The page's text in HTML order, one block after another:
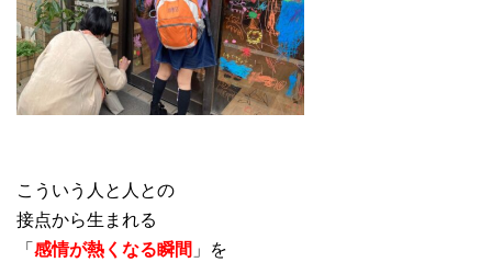
こういう人と人との
接点から生まれる
「感情が熱くなる瞬間 」を